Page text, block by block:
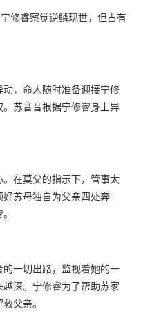
修睿察觉逆鳞现世，但占有
，命人随时准备迎接宁修
苏音音根据宁修睿身上异
在莫父的指示下，管事太
苏母独自为父亲四处奔
一切出路，监视着她的一
深。宁修睿为了帮助苏家
父亲。